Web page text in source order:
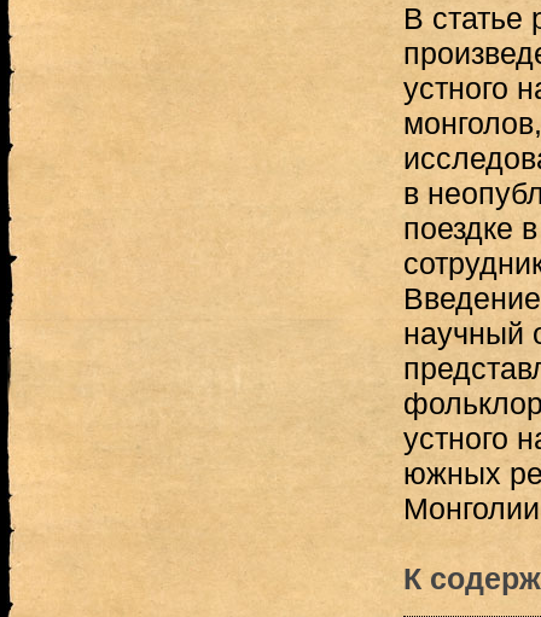
В статье
устного
в
поездке
научный
устного
южных
К